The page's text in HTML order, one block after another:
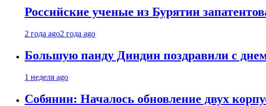
Российские ученые из Бурятии
2 года ago2 года ago
Большую панду Диндин поздравили с
1 неделя ago
Собянин: Началось обновление двух